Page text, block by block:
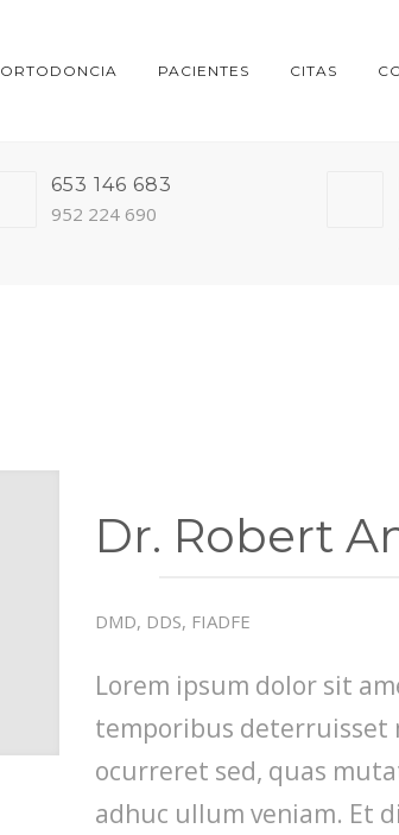
ORTODONCIA PACIENTES CITAS
653 146 683
952 224 690
Dr. Robert
DMD, DDS, FIADFE
Lorem ipsum dolor sit
temporibus deterruisset
ocurreret sed, quas
adhuc ullum veniam. Et